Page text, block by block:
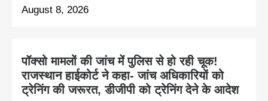
August 8, 2026
पॉक्सो मामलों की जांच में पुलिस से हो रही चूक!
राजस्थान हाईकोर्ट ने कहा- जांच अधिकारियों को
ट्रेनिंग की जरूरत, डीजीपी को ट्रेनिंग देने के आदेश